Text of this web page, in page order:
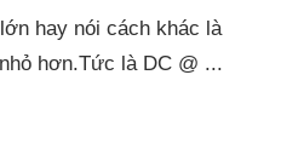
hay nói cách khác là
hơn.Tức là DC @ ...